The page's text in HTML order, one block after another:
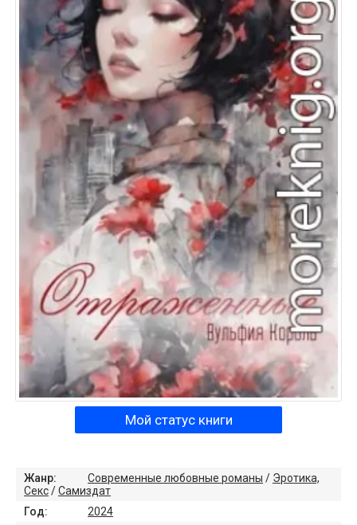
Мой статус книги
Жанр: Современные любовные романы / Эротика,
Секс/Самиздат
Год:
2024